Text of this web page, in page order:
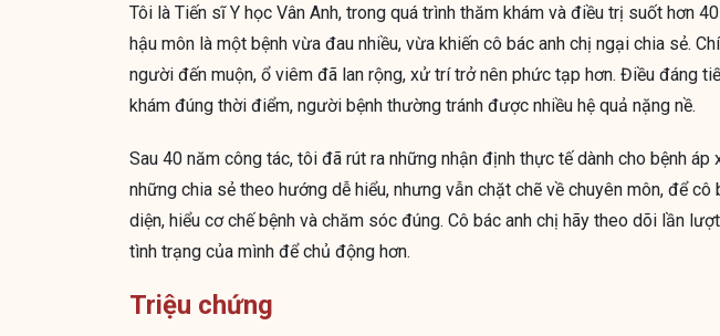
Tôi là Tiến sĩ Y học Vân Anh, trong quá trình thăm khám và điều trị suốt hơn
hậu môn là một bệnh vừa đau nhiều, vừa khiến cô bác anh chị ngại chia sẻ.
người đến muộn, ổ viêm đã lan rộng, xử trí trở nên phức tạp hơn. Điều đáng
khám đúng thời điểm, người bệnh thường tránh được nhiều hệ quả nặng nề.
Sau 40 năm công tác, tôi đã rút ra những nhận định thực tế dành cho bệnh áp
những chia sẻ theo hướng dễ hiểu, nhưng vẫn chặt chẽ về chuyên môn, để cô
diện, hiểu cơ chế bệnh và chăm sóc đúng. Cô bác anh chị hãy theo dõi lần
tình trạng của mình để chủ động hơn.
Triệu chứng